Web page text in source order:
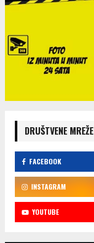
DRUŠTVENE MREŽE
FACEBOOK
INSTAGRAM
YOUTUBE